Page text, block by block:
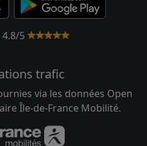
4.8/5
trafic
via les données Open
Île-de-France Mobilité.